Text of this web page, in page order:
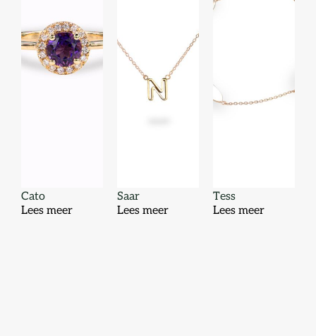
Cato
Lees meer
Saar
Lees meer
Tess
Lees meer